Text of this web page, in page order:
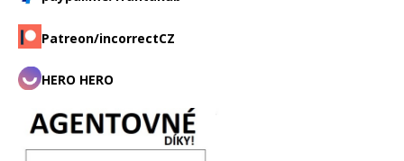
Patreon/incorrectCZ
HERO HERO